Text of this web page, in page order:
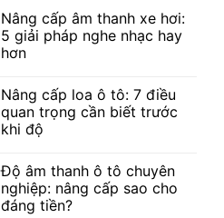
Nâng cấp âm thanh xe hơi:
5 giải pháp nghe nhạc hay
hơn
Nâng cấp loa ô tô: 7 điều
quan trọng cần biết trước
khi độ
Độ âm thanh ô tô chuyên
nghiệp: nâng cấp sao cho
đáng tiền?